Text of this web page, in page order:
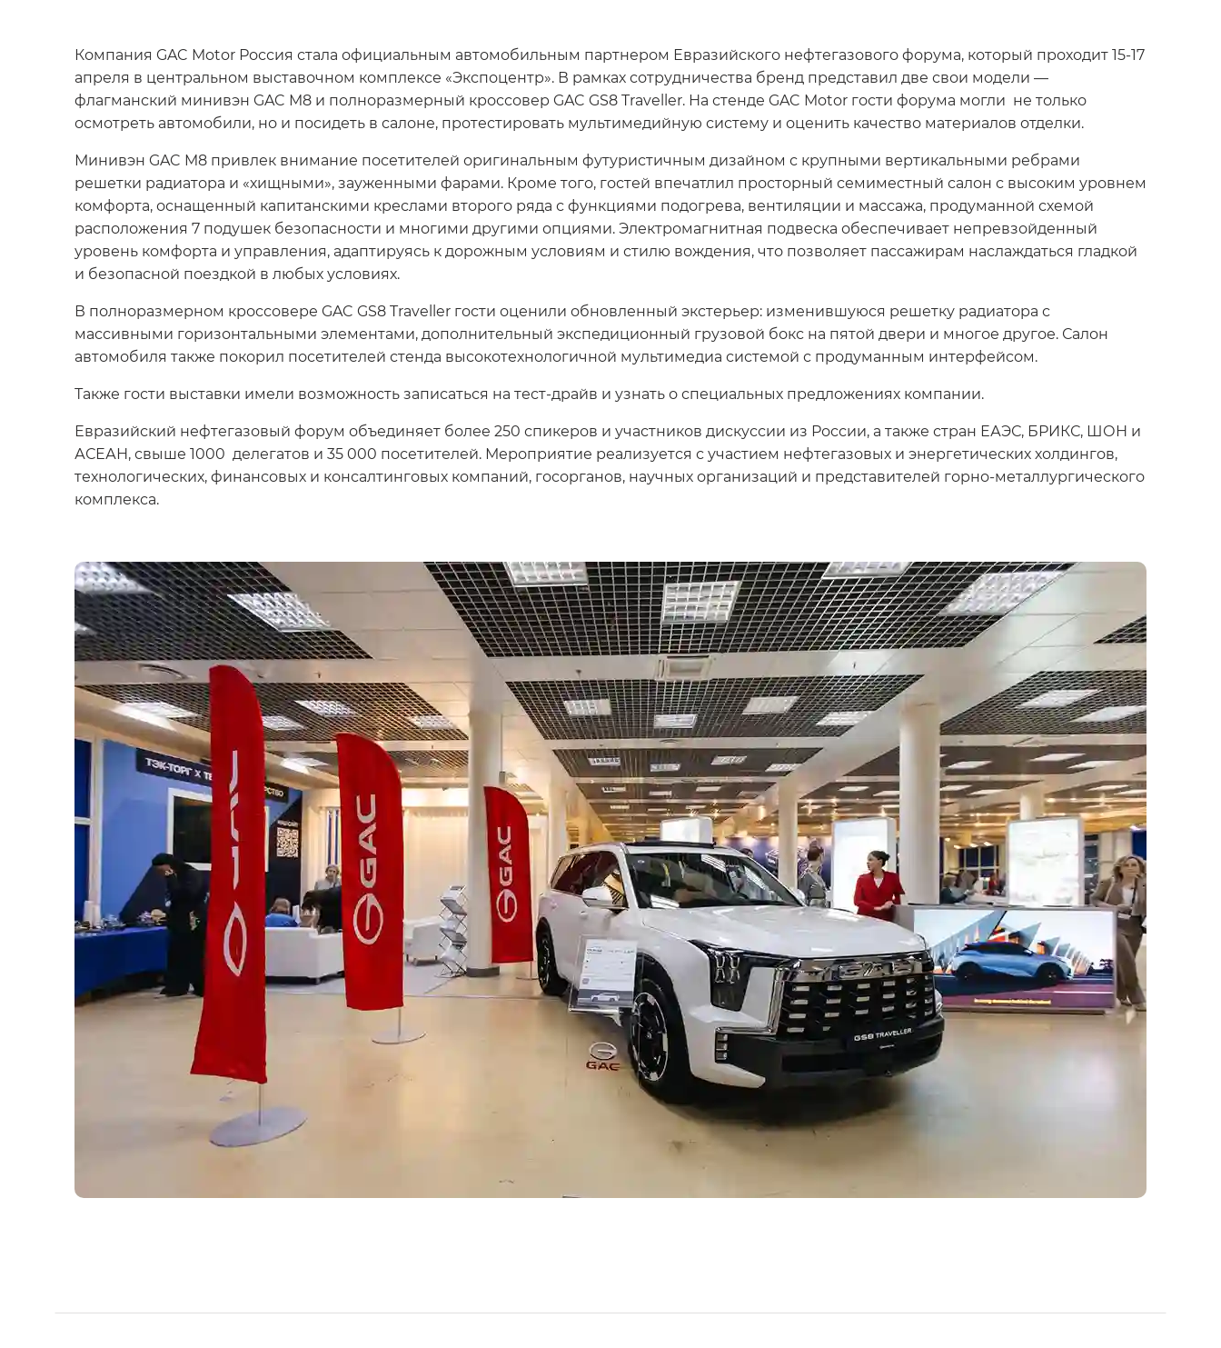
Компания GAC Motor Россия стала официальным автомобильным партнером Евразийского нефтегазового форума, который проходит 15-17
апреля в центральном выставочном комплексе «Экспоцентр». В рамках сотрудничества бренд представил две свои модели —
флагманский минивэн GAC M8 и полноразмерный кроссовер GAC GS8 Traveller. На стенде GAC Motor гости форума могли не только
осмотреть автомобили, но и посидеть в салоне, протестировать мультимедийную систему и оценить качество материалов отделки.
Минивэн GAC M8 привлек внимание посетителей оригинальным футуристичным дизайном с крупными вертикальными ребрами
решетки радиатора и «хищными», зауженными фарами. Кроме того, гостей впечатлил просторный семиместный салон с высоким уровнем
комфорта, оснащенный капитанскими креслами второго ряда с функциями подогрева, вентиляции и массажа, продуманной схемой
расположения 7 подушек безопасности и многими другими опциями. Электромагнитная подвеска обеспечивает непревзойденный
уровень комфорта и управления, адаптируясь к дорожным условиям и стилю вождения, что позволяет пассажирам наслаждаться гладкой
и безопасной поездкой в любых условиях.
В полноразмерном кроссовере GAC GS8 Traveller гости оценили обновленный экстерьер: изменившуюся решетку радиатора с
массивными горизонтальными элементами, дополнительный экспедиционный грузовой бокс на пятой двери и многое другое. Салон
автомобиля также покорил посетителей стенда высокотехнологичной мультимедиа системой с продуманным интерфейсом.
Также гости выставки имели возможность записаться на тест-драйв и узнать о специальных предложениях компании.
Евразийский нефтегазовый форум объединяет более 250 спикеров и участников дискуссии из России, а также стран ЕАЭС, БРИКС, ШОН и
АСЕАН, свыше 1000 делегатов и 35 000 посетителей. Мероприятие реализуется с участием нефтегазовых и энергетических холдингов,
технологических, финансовых и консалтинговых компаний, госорганов, научных организаций и представителей горно-металлургического
комплекса.